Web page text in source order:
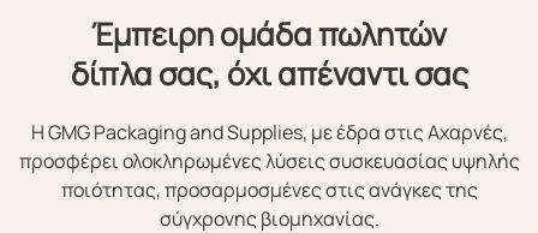
Έμπειρη ομάδα πωλητών
δίπλα σας, όχι απέναντι σας
Η GMG Packaging and Supplies, με έδρα στις Αχαρνές,
προσφέρει ολοκληρωμένες λύσεις συσκευασίας υψηλής
ποιότητας, προσαρμοσμένες στις ανάγκες της
σύγχρονης βιομηχανίας.